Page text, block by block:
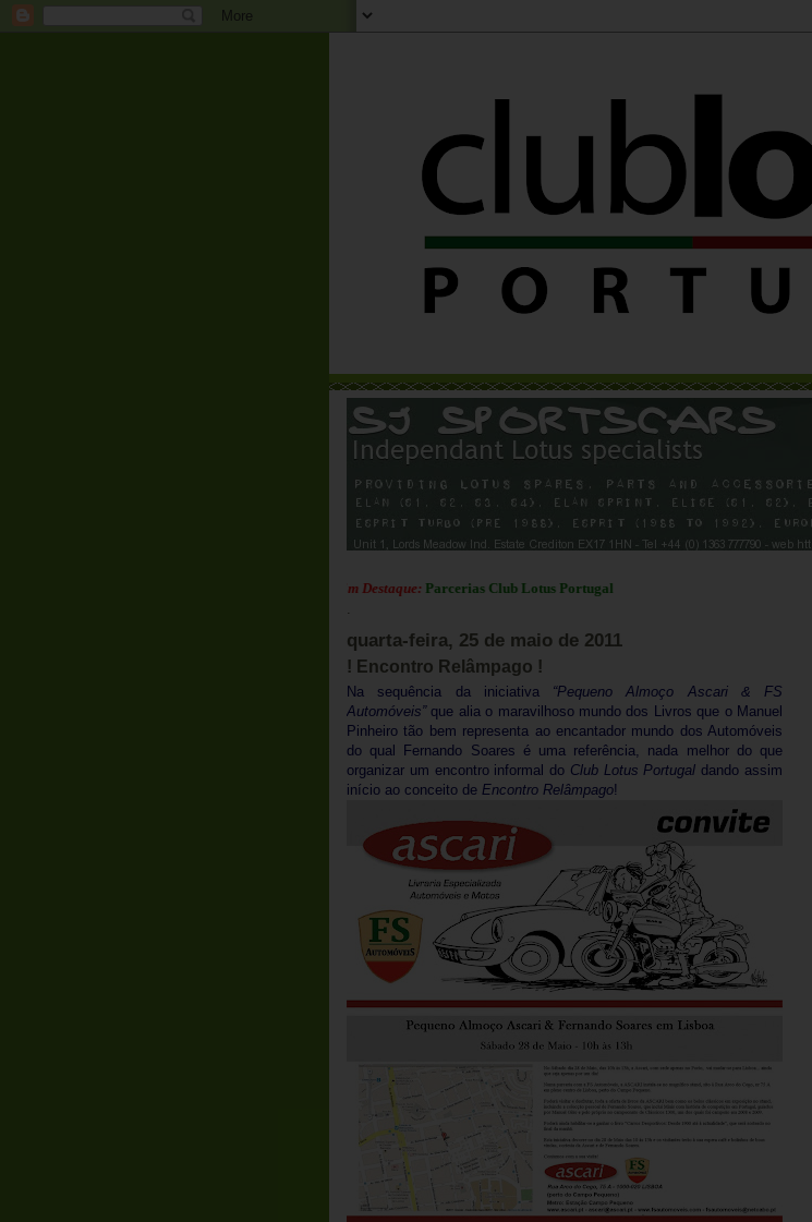
Em Destaque:Parcerias Club Lotus Portugal
quarta-feira, 25 de maio de 2011
! Encontro Relâmpago !
Na sequência da iniciativa “Pequeno Almoço Ascari & FS
Automóveis”que alia o maravilhoso mundo dos Livros que o Manuel
Pinheiro tão bem representa ao encantador mundo dos Automóveis
do qual Fernando Soares é uma referência, nada melhor do que
organizar um encontro informal do Club Lotus Portugal dando assim
início ao conceito de Encontro Relâmpago!